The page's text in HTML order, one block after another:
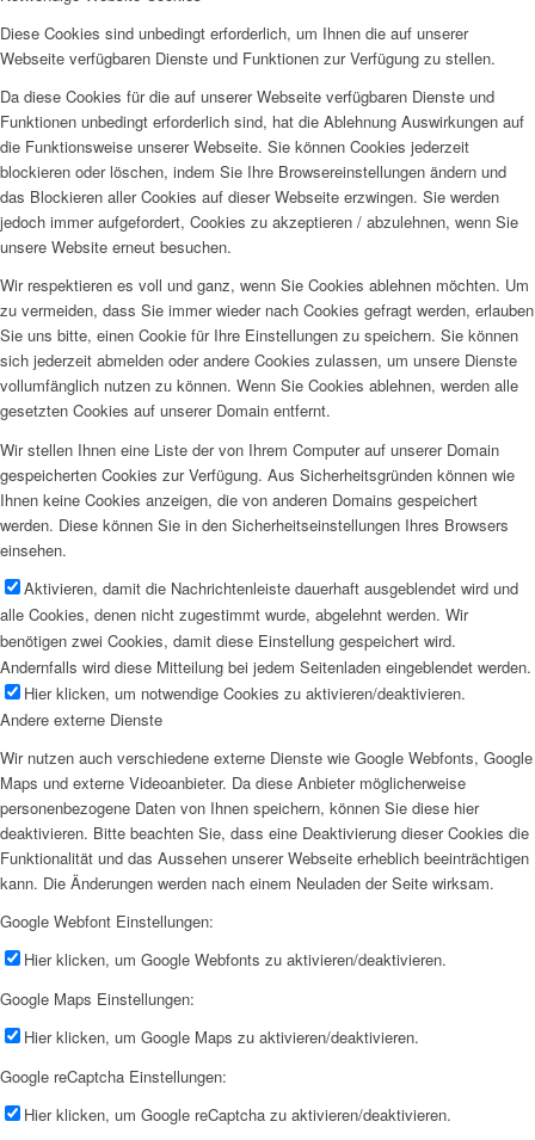
Diese Cookies sind unbedingt erforderlich, um Ihnen die auf unserer
Webseite verfügbaren Dienste und Funktionen zur Verfügung zu stellen.
Da diese Cookies für die auf unserer Webseite verfügbaren Dienste und
Funktionen unbedingt erforderlich sind, hat die Ablehnung Auswirkungen auf
die Funktionsweise unserer Webseite. Sie können Cookies jederzeit
blockieren oder löschen, indem Sie Ihre Browsereinstellungen ändern und
das Blockieren aller Cookies auf dieser Webseite erzwingen. Sie werden
jedoch immer aufgefordert, Cookies zu akzeptieren / abzulehnen, wenn Sie
unsere Website erneut besuchen.
Wir respektieren es voll und ganz, wenn Sie Cookies ablehnen möchten. Um
zu vermeiden, dass Sie immer wieder nach Cookies gefragt werden, erlauben
Sie uns bitte, einen Cookie für Ihre Einstellungen zu speichern. Sie können
sich jederzeit abmelden oder andere Cookies zulassen, um unsere Dienste
vollumfänglich nutzen zu können. Wenn Sie Cookies ablehnen, werden alle
gesetzten Cookies auf unserer Domain entfernt.
Wir stellen Ihnen eine Liste der von Ihrem Computer auf unserer Domain
gespeicherten Cookies zur Verfügung. Aus Sicherheitsgründen können wie
Ihnen keine Cookies anzeigen, die von anderen Domains gespeichert
werden. Diese können Sie in den Sicherheitseinstellungen Ihres Browsers
einsehen.
Aktivieren, damit die Nachrichtenleiste dauerhaft ausgeblendet wird und
alle Cookies, denen nicht zugestimmt wurde, abgelehnt werden. Wir
benötigen zwei Cookies, damit diese Einstellung gespeichert wird.
Andernfalls wird diese Mitteilung bei jedem Seitenladen eingeblendet werden.
Hier klicken, um notwendige Cookies zu aktivieren/deaktivieren.
Andere externe Dienste
Wir nutzen auch verschiedene externe Dienste wie Google Webfonts, Google
Maps und externe Videoanbieter. Da diese Anbieter möglicherweise
personenbezogene Daten von Ihnen speichern, können Sie diese hier
deaktivieren. Bitte beachten Sie, dass eine Deaktivierung dieser Cookies die
Funktionalität und das Aussehen unserer Webseite erheblich beeinträchtigen
kann. Die Änderungen werden nach einem Neuladen der Seite wirksam.
Google Webfont Einstellungen:
Hier klicken, um Google Webfonts zu aktivieren/deaktivieren.
Google Maps Einstellungen:
Hier klicken, um Google Maps zu aktivieren/deaktivieren.
Google reCaptcha Einstellungen:
Hier klicken, um Google reCaptcha zu aktivieren/deaktivieren.